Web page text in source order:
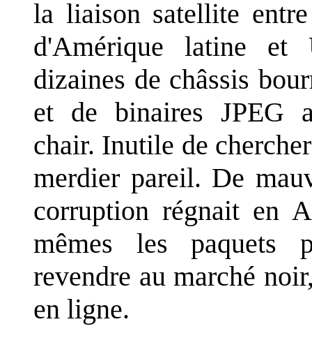
la liaison satellite
d'Amérique latine et
dizaines de châssis
et de binaires JPEG
chair. Inutile de
merdier pareil. De
corruption régnait en
mêmes les paquets
revendre au marché
en ligne.